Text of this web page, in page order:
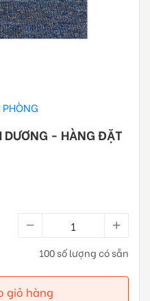
- HÀNG ĐẶT
100 số lượng có sẵn
giỏ hàng